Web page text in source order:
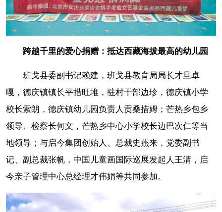
跨越千里的爱心捐赠：抵达西藏海拔最高的幼儿园
班戈县委副书记赖建，班戈县教育局局长才旦卓
嘎，德庆镇镇长平措旺堆，驻村干部边珍，德庆镇小学
校长索朗，德庆镇幼儿园负责人贡桑措姆；芒热乡包乡
领导、检察长何文，芒热乡中心小学校长边巴次仁等当
地领导；与启今集团创始人、总裁史燕来，党委副书
记、副总裁张帆，中国儿童画国际巡展发起人王清，启
今亲子管理中心总经理才伟娟等共同参加。